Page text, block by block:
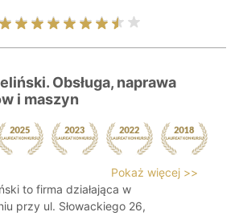
Obsługa, naprawa
i maszyn
Pokaż więcej >>
to firma działająca w
przy ul. Słowackiego 26,